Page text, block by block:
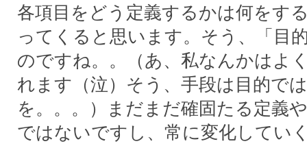
各項目をどう定義するかは何をす
ってくると思います。そう、「目
のですね。。（あ、私なんかはよ
れます（泣）そう、手段は目的で
を。。。）まだまだ確固たる定義
ではないですし、常に変化してい